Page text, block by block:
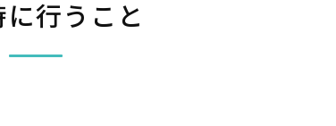
行うこと